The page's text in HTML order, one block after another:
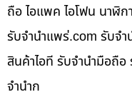
ถือ ไอแพค ไอโฟน นาฬิ
รับจํานําแพร่.com รับจ
สินค้าไอที รับจำนำมือถื
จำนำก